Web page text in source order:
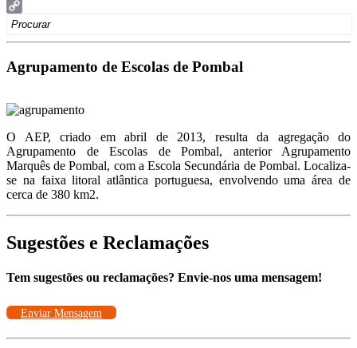
Email
Copy
Search
Agrupamento de Escolas de Pombal
O AEP, criado em abril de 2013, resulta da agregação do
Agrupamento de Escolas de Pombal, anterior Agrupamento
Marquês de Pombal, com a Escola Secundária de Pombal. Localiza-
se na faixa litoral atlântica portuguesa, envolvendo uma área de
cerca de 380 km2.
Sugestões e Reclamações
Tem sugestões ou reclamações? Envie-nos uma mensagem!
Enviar Mensagem